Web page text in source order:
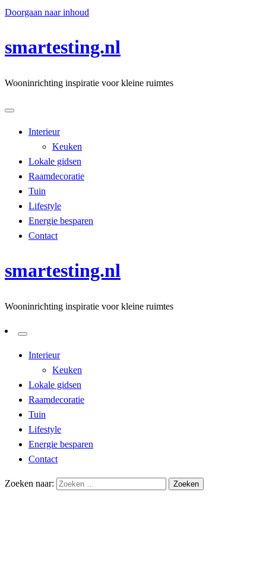
Doorgaan naar inhoud
smartesting.nl
Wooninrichting inspiratie voor kleine ruimtes
Interieur
Keuken
Lokale gidsen
Raamdecoratie
Tuin
Lifestyle
Energie besparen
Contact
smartesting.nl
Wooninrichting inspiratie voor kleine ruimtes
Interieur
Keuken
Lokale gidsen
Raamdecoratie
Tuin
Lifestyle
Energie besparen
Contact
Zoeken naar: